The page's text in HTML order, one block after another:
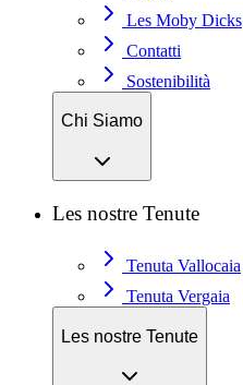
Les Moby Dicks
Contatti
Sostenibilità
Chi Siamo
Les nostre Tenute
Tenuta Vallocaia
Tenuta Vergaia
Les nostre Tenute